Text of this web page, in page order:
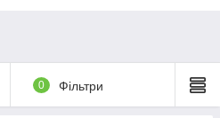
0 Фільтри